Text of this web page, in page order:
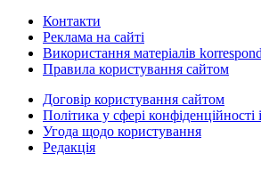
Контакти
Реклама на сайті
Використання матеріалів
Правила користування сайтом
Договір користування сайтом
Політика у сфері
Угода щодо користування
Редакція